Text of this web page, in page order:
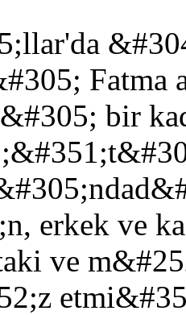
Fatma
bir
erkek ve
ve